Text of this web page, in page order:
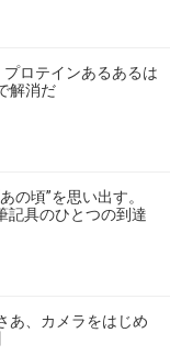
ロテインあるあるは
解消だ
の頃”を思い出す。
記具のひとつの到達
あ、カメラをはじめ